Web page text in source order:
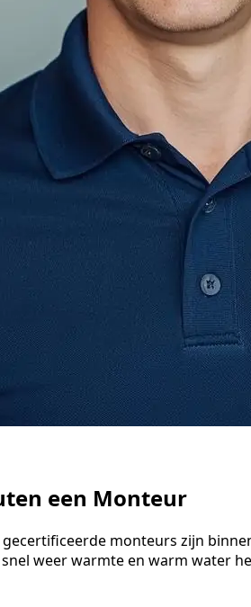
een Monteur
monteurs zijn
weer warmte en warm water